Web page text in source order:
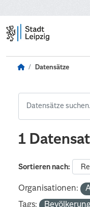
Datensätze
1
Sortieren nach
Organisationen:
Tags: